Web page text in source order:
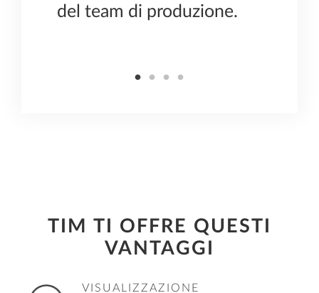
del team di produzione.
TIM TI OFFRE QUESTI
VANTAGGI
VISUALIZZAZIONE